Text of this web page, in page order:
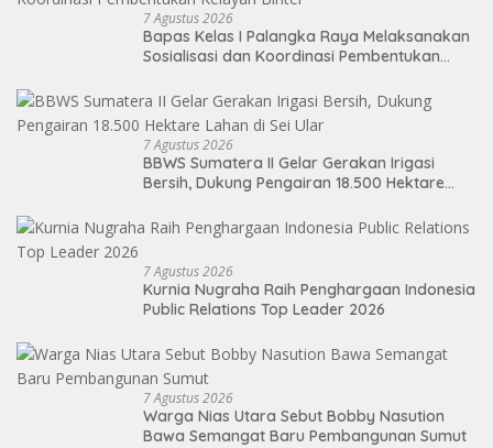
7 Agustus 2026
Bapas Kelas I Palangka Raya Melaksanakan
Sosialisasi dan Koordinasi Pembentukan
7 Agustus 2026
BBWS Sumatera II Gelar Gerakan Irigasi
Bersih, Dukung Pengairan 18.500 Hektare
7 Agustus 2026
Kurnia Nugraha Raih Penghargaan Indonesia
Public Relations Top Leader 2026
7 Agustus 2026
Warga Nias Utara Sebut Bobby Nasution
Bawa Semangat Baru Pembangunan Sumut